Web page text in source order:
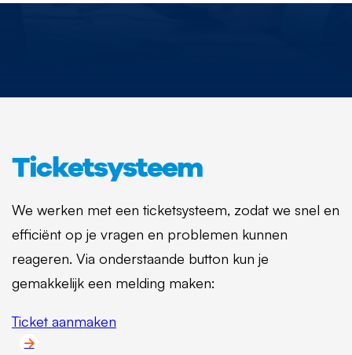
Ticketsysteem
We werken met een ticketsysteem, zodat we snel en
efficiënt op je vragen en problemen kunnen
reageren. Via onderstaande button kun je
gemakkelijk een melding maken:
Ticket aanmaken